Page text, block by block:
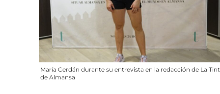
María Cerdán durante su entrevista en la redacción de La
de Almansa